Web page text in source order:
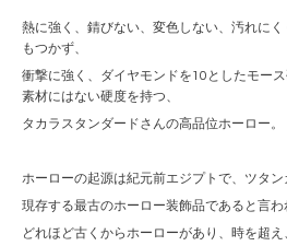
熱に強く、錆びない、変色しない、汚れに
もつかず、
衝撃に強く、ダイヤモンドを10としたモー
素材にはない硬度を持つ、
タカラスタンダードさんの高品位ホーロー。
ホーローの起源は紀元前エジプトで、ツタン
現存する最古のホーロー装飾品であると言わ
どれほど古くからホーローがあり、時を超